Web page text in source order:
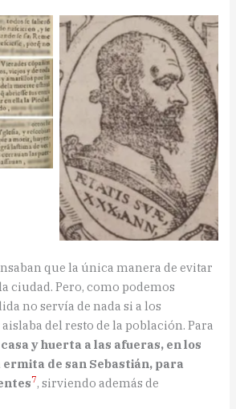
De la
y de
la
de
Jerónimo Sánchez de
Carranza.
que la única manera de evitar
ciudad. Pero, como podemos
no servía de nada si a los
del resto de la población. Para
y huerta a las afueras, en los
de san Sebastián, para
7, sirviendo además de